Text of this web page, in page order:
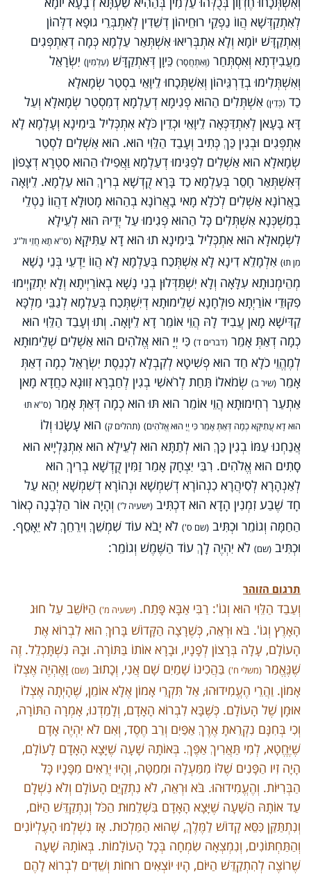
לְאִתְקַדְּשָׁא הֲווֹ נַפְקֵי רוּחֵיהוֹן דְשֵׁדִין לְאִתְבְּרֵי גוּפָא דִלְּהוֹן
וְאִתְקַדָּשׁ יוֹמָא וְלָא אִתְבְּרִיאוּ אִשְׁתְּאַר עַלְמָא כְּמָה דְאִתְפְּגִים
מֵעֲבִידְתָא וְאִסְתְּחַר (וְאִתְחֲסָר) כֵּיוָן דְּאִתְקַדָּשׁ (עַלְמִין) יִשְׂרָאֵל
וְאִשְׁתְּלִימוּ בְדַרְגֵּיהוֹן וְאִשְׁתְּכָחוּ לֵיוָאֵי בִסְטַר שְׂמָאלָא
כַד (כְּדֵין) אִשְׁתְּלִים הַהוּא פְגִימָא דְעַלְמָא דְמִסְטַר שְׂמָאלָא וְעַל
דָּא בָּעָאן לְאִתְדַּכְּאָה לֵיוָאֵי וּכְדֵין כֹּלָא אִתְכְּלִיל בִּימִינָא וְעָלְמָא לָא
אִתְפְּגִים וּבְגִין כַּךְ כְּתִיב וְעָבַד הַלֵּוִי הוּא. הוּא אַשְׁלִים לִסְטַר
שְׂמָאלָא הוּא אַשְׁלִים לִפְגִּימוּ דְעַלְמָא וַאֲפִילוּ הַהוּא סִטְרָא דְצָפוֹן
דְּאִשְׁתְּאַר חָסֵר בְּעַלְמָא כַד בָּרָא קֻדְשָׁא בְרִיךְ הוּא עַלְמָא. לֵיוָאָה
בַאֲרוֹנָא אַשְׁלִים לְכֹלָא מָאי בָאֲרוֹנָא בְהַהוּא מָטוּלָא דַהֲווֹ נַטְלֵי
בְמַשְׁכְּנָא אִשְׁתְּלִים כָּל הַהוּא פְגִימוּ עַל יְדֵיהּ הוּא לְעֵילָא
לִשְׂמָאלָא הוּא אִתְכְּלִיל בִּימִינָא תוּ הוּא דָא עַתִּיקָא (ס''א תָא חֲזֵי ול''ג
מִן תוּ) אִלְמָלֵא דִינָא לָא אִשְׁתְּכַח בְּעַלְמָא לָא הֲווֹ יַדְעֵי בְּנֵי נָשָׁא
מְהֵימְנוּתָא עִלָּאָה וְלָא יִשְׁתַּדְּלוּן בְנֵי נָשָׁא בְאוֹרַיְיתָא וְלָא יִתְקַיְימוּ
פִקּוּדֵי אוֹרַיְתָא פוּלְחָנָא שְׁלֵימוּתָא דְיִשְׁתְּכַח בְּעַלְמָא לְגַבֵּי מַלְכָּא
קַדִּישָׁא מָאן עֲבִיד לָהּ הֲוֵי אוֹמֵר דָא לֵיוָאָה. וְתוּ וְעָבַד הַלֵּוִי הוּא
כְמָה דְאַתְּ אָמֵר (דברים ד) כִּי יְיָ הוּא אֱלֹהִים הוּא אַשְׁלִים שְׁלֵימוּתָא
לְמֶהֱוֵי כֹלָא חַד הוּא פְשִׁיטָא לְקִבְלָא לִכְנֵסֶת יִשְׂרָאֵל כְמָה דְאַתְּ
אָמֵר (שיר ב) שְׂמֹאלוֹ תַּחַת לְרֹאשִׁי בְגִין לְחַבְרָא זִווּגָא כַחֲדָא מָאן
אַתְעַר רְחִימוּתָא הֲוֵי אוֹמֵר הוּא תּוּ הוּא כְמָה דְּאַתְּ אָמֵר (ס''א תּוּ
הוּא דָא עֲתִיקָא כְמָה דְּאַתְּ אָמֵר כִּי יְיָ הוּא אֱלֹהִים) (תהלים ק) הוּא עָשָׂנוּ וְלוֹ
אֲנַחְנוּ עַמּוֹ בְגִין כַּךְ הוּא לְתַתָּא הוּא לְעֵילָא הוּא אִתְגַּלְיָיא הוּא
סָתִים הוּא אֱלֹהִים. רִבִּי יִצְחָק אָמַר זַמִּין קֻדְשָׁא בְרִיךְ הוּא
לְאַנְהָרָא לְסִיהֲרָא כִנְהוֹרָא דְשִׁמְשָׁא וּנְהוֹרָא דְשִׁמְשָׁא יְהֵא עַל
חָד שֶׁבַע זִמְנִין הָדָא הוּא דִכְתִּיב (ישעיה ל') וְהָיָה אוֹר הַלְּבָנָה כְאוֹר
הַחַמָּה וְגוֹמֵר וּכְתִּיב (שם ס') לֹא יָבֹא עוֹד שִׁמְשֵׁךְ וִירֵחֵךְ לֹא יֵאָסֵף.
וּכְתִּיב (שם) לֹא יִהְיֶה לָךְ עוֹד הַשֶּׁמֶשׁ וְגוֹמֵר:
תרגום הזוהר
וְעַבַד הַלֵּוִי הוּא וְגוֹ': רַבִּי אַבָּא פָּתַח. (ישעיה מ') הַיּוֹשֵׁב עַל חוּג
הָאָרֶץ וְגוֹ'. בֹּא וּרְאֵה, כְּשֶׁרָצָה הַקָּדוֹשׁ בָּרוּךְ הוּא לִבְרוֹא אֶת
הָעוֹלָם, עָלָה בְּרָצוֹן לְפָנָיו, וּבָרָא אוֹתוֹ בַּתּוֹרָה. וּבָהּ נִשְׁתָּכְלֵל. זֶה
שֶׁנֶּאֱמַר (משלי ח') בַּהֲכִינוֹ שָׁמַיִם שָׁם אֲנִי, וְכָתוּב (שם) וָאֶהְיֶה אֶצְלוֹ
אָמוֹן. וַהֲרֵי הֶעֱמִידוּהוּ, אַל תִּקְרֵי אָמוֹן אֶלָא אוֹמֵן, שֶׁהָיְתָה אֶצְלוֹ
אוּמָן שֶׁל הָעוֹלָם. כְּשֶׁבָּא לִבְרוֹא הָאָדָם, וְלָמַדְנוּ, אָמְרָה הַתּוֹרָה,
וְכִי בְּחִנָּם נִקְרֵאתָ אֶרֶךְ אַפַּיִם וְרַב חֶסֶד, וְאִם לֹא יִהְיֶה אָדָם
שֶׁיֶּחֱטָא, לְמִי תַּאֲרִיךְ אַפֶּךְ. בְּאוֹתָהּ שָׁעָה שֶׁיָּצָא הָאָדָם לָעוֹלָם,
הָיָה זִיו הַפָּנִים שֶׁלּוֹ מִמַּעְלָה וּמִמַטָּה, וְהָיוּ יְרֵאִים מִפָּנָיו כָּל
הַבְּרִיּוֹת. וְהֶעֱמִידוּהוּ. בֹּא וּרְאֵה, לֹא נִתְקַיֵּם הָעוֹלָם וְלֹא נִשְׁלָם
עַד אוֹתָהּ הַשָּׁעָה שֶׁיָּצָא הָאָדָם בִּשְׁלֵמוּת הַכֹּל וְנִתְקַדֵּשׁ הַיּוֹם,
וְנִתְתַּקַּן כִּסֵּא קָדוֹשׁ לַמֶּלֶךְ, שֶׁהוּא הַמַּלְכוּת. אָז נִשְׁלְמוּ הָעֶלְיוֹנִים
וְהַתַּחְתּוֹנִים, וְנִמְצְאָה שִׂמְחָה בְּכָל הָעוֹלָמוֹת. בְּאוֹתָהּ שָׁעָה
שֶׁרוֹצֶה לְהִתְקַדֵּשׁ הַיּוֹם, הָיוּ יוֹצְאִים רוּחוֹת וְשֵׁדִים לִבְרוֹא לָהֶם